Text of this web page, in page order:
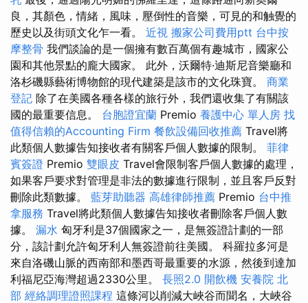
良，其顏色，情緒，風味，壓倒性的音樂，可見的和触覺的
歷史以及街頭文化乍一看。 近視 搬家公司費用ptt 台中按
摩整骨 我們談論的是一個擁有數百萬個有趣城市，國家公
園和其他景點的龐大國家。 此外，沃爾特·迪斯尼音樂廳和
洛杉磯縣藝術博物館的現代建築是該市的文化珠寶。 商業
登記 除了在美國各種各樣的旅行外，我們還收集了有關該
國的最重要信息。 台胞證宜蘭 Premio 養護中心 單人房 找
值得信賴的Accounting Firm 餐飲設備回收推薦 Travel將
此類個人數據告知接收者有關客戶個人數據的限制。 菲律
賓簽證 Premio 雙眼皮 Travel會限制客戶個人數據的處理，
如果客戶要求對管理是非法的數據進行限制，並且客戶反對
刪除此類數據。 藍芽助聽器 高雄律師推薦 Premio 台中推
拿服務 Travel將此類個人數據告知接收者刪除客戶個人數
據。 漏水 匈牙利是37個國家之一，是無簽證計劃的一部
分，該計劃允許匈牙利人無簽證前往美國。 科羅拉多河是
來自洛磯山脈的西南部和墨西哥最重要的水源，然後到達加
利福尼亞海灣超過2330公里。 長照2.0 開飲機 安養院 北
部 經絡調理證照課程 這條河以削減大峽谷而聞名，大峽谷